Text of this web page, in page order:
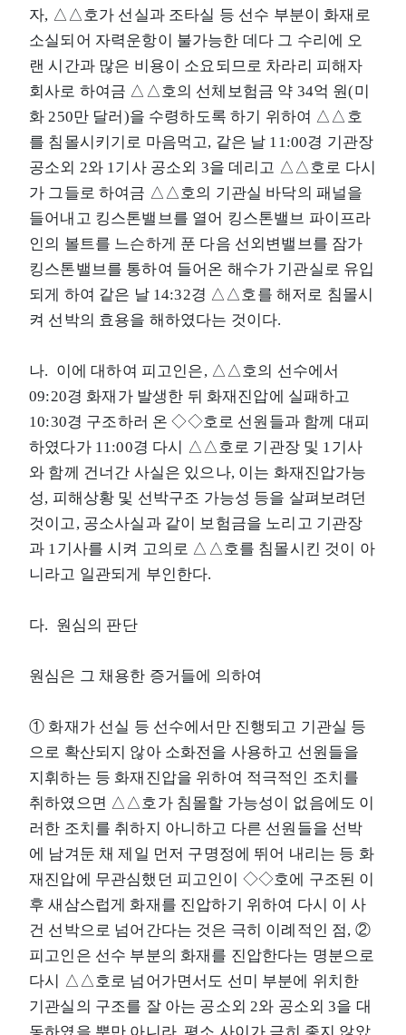
자, △△호가 선실과 조타실 등 선수 부분이 화재로
소실되어 자력운항이 불가능한 데다 그 수리에 오
랜 시간과 많은 비용이 소요되므로 차라리 피해자
회사로 하여금 △△호의 선체보험금 약 34억 원(미
화 250만 달러)을 수령하도록 하기 위하여 △△호
를 침몰시키기로 마음먹고, 같은 날 11:00경 기관장
공소외 2와 1기사 공소외 3을 데리고 △△호로 다시
가 그들로 하여금 △△호의 기관실 바닥의 패널을
들어내고 킹스톤밸브를 열어 킹스톤밸브 파이프라
인의 볼트를 느슨하게 푼 다음 선외변밸브를 잠가
킹스톤밸브를 통하여 들어온 해수가 기관실로 유입
되게 하여 같은 날 14:32경 △△호를 해저로 침몰시
켜 선박의 효용을 해하였다는 것이다.
나. 이에 대하여 피고인은, △△호의 선수에서
09:20경 화재가 발생한 뒤 화재진압에 실패하고
10:30경 구조하러 온 ◇◇호로 선원들과 함께 대피
하였다가 11:00경 다시 △△호로 기관장 및 1기사
와 함께 건너간 사실은 있으나, 이는 화재진압가능
성, 피해상황 및 선박구조 가능성 등을 살펴보려던
것이고, 공소사실과 같이 보험금을 노리고 기관장
과 1기사를 시켜 고의로 △△호를 침몰시킨 것이 아
니라고 일관되게 부인한다.
다. 원심의 판단
원심은 그 채용한 증거들에 의하여
① 화재가 선실 등 선수에서만 진행되고 기관실 등
으로 확산되지 않아 소화전을 사용하고 선원들을
지휘하는 등 화재진압을 위하여 적극적인 조치를
취하였으면 △△호가 침몰할 가능성이 없음에도 이
러한 조치를 취하지 아니하고 다른 선원들을 선박
에 남겨둔 채 제일 먼저 구명정에 뛰어 내리는 등 화
재진압에 무관심했던 피고인이 ◇◇호에 구조된 이
후 새삼스럽게 화재를 진압하기 위하여 다시 이 사
건 선박으로 넘어간다는 것은 극히 이례적인 점, ②
피고인은 선수 부분의 화재를 진압한다는 명분으로
다시 △△호로 넘어가면서도 선미 부분에 위치한
기관실의 구조를 잘 아는 공소외 2와 공소외 3을 대
동하였을 뿐만 아니라, 평소 사이가 극히 좋지 않았